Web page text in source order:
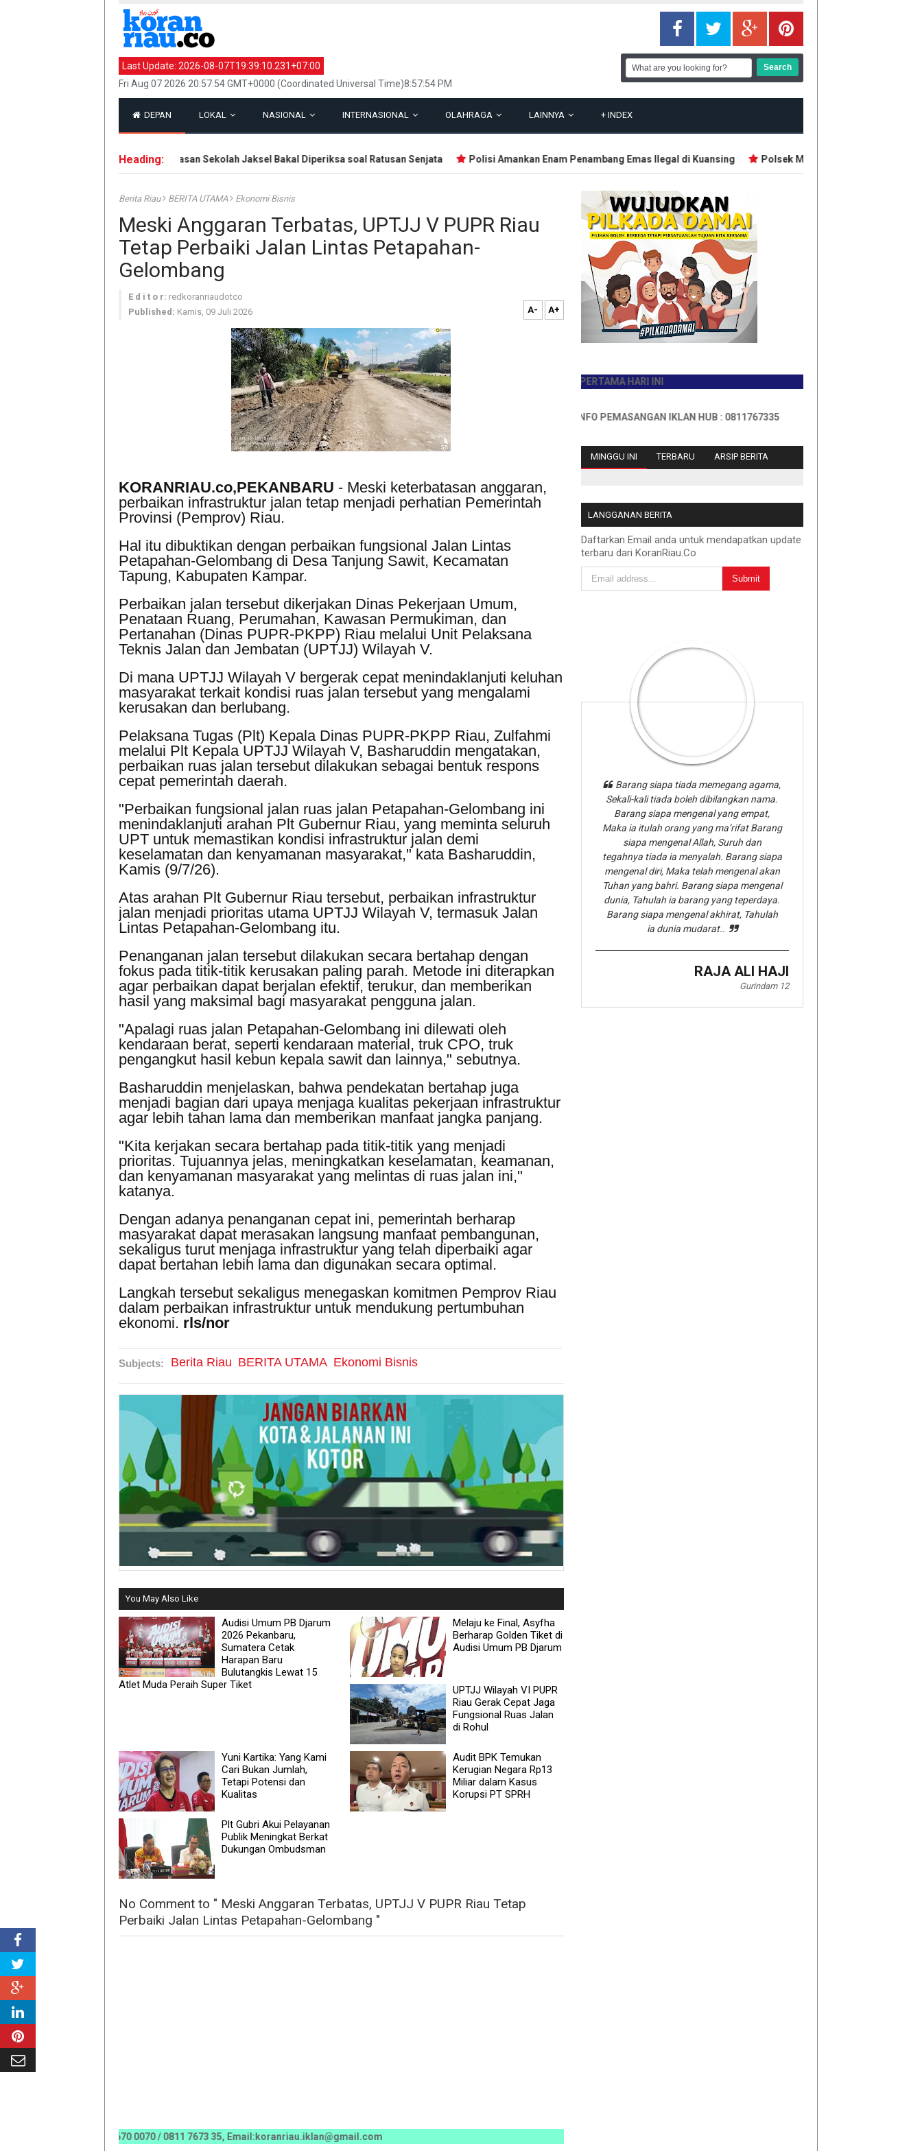
Last Update: 2026-08-07T19:39:10.231+07:00
Fri Aug 07 2026 20:57:54 GMT+0000 (Coordinated Universal Time)8:57:54 PM
DEPAN LOKAL NASIONAL INTERNASIONAL OLAHRAGA LAINNYA + INDEX
Heading:
Eks Ketua Yayasan Sekolah Jaksel Bakal Diperiksa soal Ratusan Senjata Polisi Amankan Enam Penambang Emas Ilegal di Kuansing Polsek Mandau Bengkalis Sikat Tiga
Berita Riau BERITA UTAMA Ekonomi Bisnis
Meski Anggaran Terbatas, UPTJJ V PUPR Riau
Tetap Perbaiki Jalan Lintas Petapahan-
Gelombang
E d i t o r: redkoranriaudotco
Published: Kamis, 09 Juli 2026 A- A+
KORANRIAU.co,PEKANBARU - Meski keterbatasan anggaran,
perbaikan infrastruktur jalan tetap menjadi perhatian Pemerintah
Provinsi (Pemprov) Riau.
Hal itu dibuktikan dengan perbaikan fungsional Jalan Lintas
Petapahan-Gelombang di Desa Tanjung Sawit, Kecamatan
Tapung, Kabupaten Kampar.
Perbaikan jalan tersebut dikerjakan Dinas Pekerjaan Umum,
Penataan Ruang, Perumahan, Kawasan Permukiman, dan
Pertanahan (Dinas PUPR-PKPP) Riau melalui Unit Pelaksana
Teknis Jalan dan Jembatan (UPTJJ) Wilayah V.
Di mana UPTJJ Wilayah V bergerak cepat menindaklanjuti keluhan
masyarakat terkait kondisi ruas jalan tersebut yang mengalami
kerusakan dan berlubang.
Pelaksana Tugas (Plt) Kepala Dinas PUPR-PKPP Riau, Zulfahmi
melalui Plt Kepala UPTJJ Wilayah V, Basharuddin mengatakan,
perbaikan ruas jalan tersebut dilakukan sebagai bentuk respons
cepat pemerintah daerah.
"Perbaikan fungsional jalan ruas jalan Petapahan-Gelombang ini
menindaklanjuti arahan Plt Gubernur Riau, yang meminta seluruh
UPT untuk memastikan kondisi infrastruktur jalan demi
keselamatan dan kenyamanan masyarakat," kata Basharuddin,
Kamis (9/7/26).
Atas arahan Plt Gubernur Riau tersebut, perbaikan infrastruktur
jalan menjadi prioritas utama UPTJJ Wilayah V, termasuk Jalan
Lintas Petapahan-Gelombang itu.
Penanganan jalan tersebut dilakukan secara bertahap dengan
fokus pada titik-titik kerusakan paling parah. Metode ini diterapkan
agar perbaikan dapat berjalan efektif, terukur, dan memberikan
hasil yang maksimal bagi masyarakat pengguna jalan.
"Apalagi ruas jalan Petapahan-Gelombang ini dilewati oleh
kendaraan berat, seperti kendaraan material, truk CPO, truk
pengangkut hasil kebun kepala sawit dan lainnya," sebutnya.
Basharuddin menjelaskan, bahwa pendekatan bertahap juga
menjadi bagian dari upaya menjaga kualitas pekerjaan infrastruktur
agar lebih tahan lama dan memberikan manfaat jangka panjang.
"Kita kerjakan secara bertahap pada titik-titik yang menjadi
prioritas. Tujuannya jelas, meningkatkan keselamatan, keamanan,
dan kenyamanan masyarakat yang melintas di ruas jalan ini,"
katanya.
Dengan adanya penanganan cepat ini, pemerintah berharap
masyarakat dapat merasakan langsung manfaat pembangunan,
sekaligus turut menjaga infrastruktur yang telah diperbaiki agar
dapat bertahan lebih lama dan digunakan secara optimal.
Langkah tersebut sekaligus menegaskan komitmen Pemprov Riau
dalam perbaikan infrastruktur untuk mendukung pertumbuhan
ekonomi. rls/nor
Subjects: Berita Riau BERITA UTAMA Ekonomi Bisnis
You May Also Like
Audisi Umum PB Djarum
2026 Pekanbaru,
Sumatera Cetak
Harapan Baru
Bulutangkis Lewat 15
Atlet Muda Peraih Super Tiket
Melaju ke Final, Asyfha
Berharap Golden Tiket di
Audisi Umum PB Djarum
UPTJJ Wilayah VI PUPR
Riau Gerak Cepat Jaga
Fungsional Ruas Jalan
di Rohul
Yuni Kartika: Yang Kami
Cari Bukan Jumlah,
Tetapi Potensi dan
Kualitas
Audit BPK Temukan
Kerugian Negara Rp13
Miliar dalam Kasus
Korupsi PT SPRH
Plt Gubri Akui Pelayanan
Publik Meningkat Berkat
Dukungan Ombudsman
No Comment to " Meski Anggaran Terbatas, UPTJJ V PUPR Riau Tetap
Perbaiki Jalan Lintas Petapahan-Gelombang "
HUB 0812 6670 0070 / 0811 7673 35, Email:koranriau.iklan@gmail.com
JADILAH PEMBACA PERTAMA HARI INI
INFO PEMASANGAN IKLAN HUB : 0811767335
MINGGU INI TERBARU ARSIP BERITA
LANGGANAN BERITA
Daftarkan Email anda untuk mendapatkan update
terbaru dari KoranRiau.Co
Barang siapa tiada memegang agama,
Sekali-kali tiada boleh dibilangkan nama.
Barang siapa mengenal yang empat,
Maka ia itulah orang yang ma’rifat Barang
siapa mengenal Allah, Suruh dan
tegahnya tiada ia menyalah. Barang siapa
mengenal diri, Maka telah mengenal akan
Tuhan yang bahri. Barang siapa mengenal
dunia, Tahulah ia barang yang teperdaya.
Barang siapa mengenal akhirat, Tahulah
ia dunia mudarat..
RAJA ALI HAJI
Gurindam 12